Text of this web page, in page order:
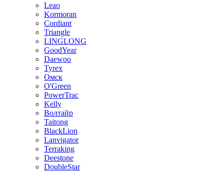
Leao
Kormoran
Cordiant
Triangle
LINGLONG
GoodYear
Daewoo
Tyrex
Омск
O'Green
PowerTrac
Kelly
Волтайр
Taitong
BlackLion
Lanvigator
Terraking
Deestone
DoubleStar